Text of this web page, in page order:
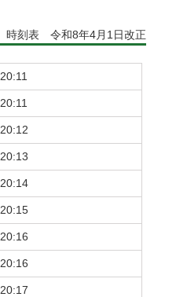
時刻表 令和8年4月1日改正
20:11
20:11
20:12
20:13
20:14
20:15
20:16
20:16
20:17